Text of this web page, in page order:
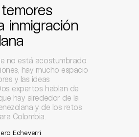
inmigración
no está acostumbrado
hay mucho espacio
y las ideas
expertos hablan de
hay alrededor de la
y de los retos
Colombia.
Echeverri